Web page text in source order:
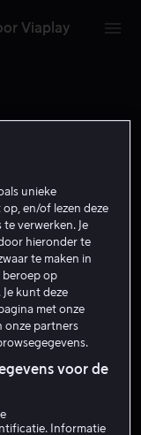
Viaplay
unieke
en/of lezen deze
verwerken. Je
hieronder te
te maken in
beroep op
kunt deze
met onze
onze partners
voor de
Informatie